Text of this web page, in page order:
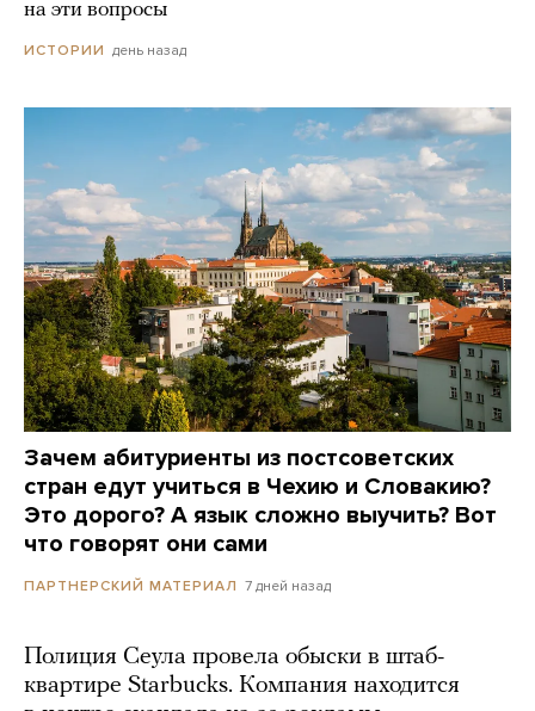
на эти вопросы
ИСТОРИИ день назад
Зачем абитуриенты из постсоветских
стран едут учиться в Чехию и Словакию?
Это дорого? А язык сложно выучить? Вот
что говорят они сами
ПАРТНЕРСКИЙ МАТЕРИАЛ 7 дней назад
Полиция Сеула провела обыски в штаб-
квартире Starbucks. Компания находится